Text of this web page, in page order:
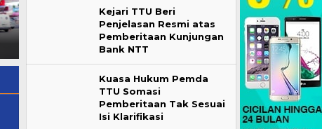
OPINI: Mengurai Penalaran
Hukum dalam Putusan
Badan Kehormatan DPRD
Melalui Tim Kuasa Hukum,
Falent Kebo Luruskan
Informasi Tudingan Sepihak
Padanya dan Keluarga
Kejari TTU Beri
Penjelasan Resmi atas
Pemberitaan Kunjungan
Bank NTT
Kuasa Hukum Pemda
TTU Somasi
Pemberitaan Tak Sesuai
Isi Klarifikasi